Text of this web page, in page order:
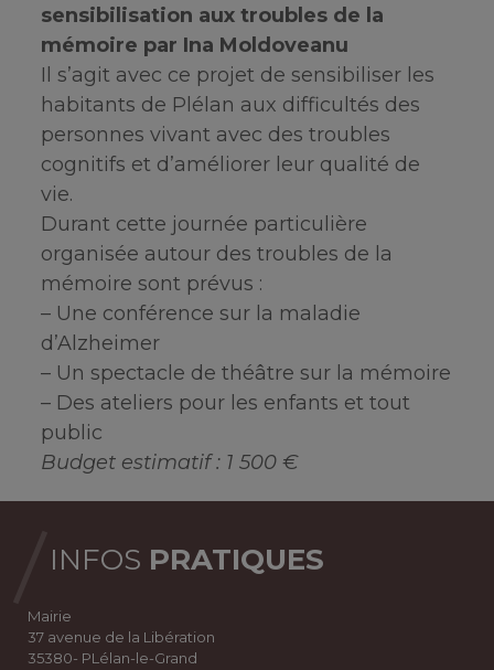
sensibilisation aux troubles de la
mémoire par Ina Moldoveanu
Il s’agit avec ce projet de sensibiliser les
habitants de Plélan aux difficultés des
personnes vivant avec des troubles
cognitifs et d’améliorer leur qualité de
vie.
Durant cette journée particulière
organisée autour des troubles de la
mémoire sont prévus :
– Une conférence sur la maladie
d’Alzheimer
– Un spectacle de théâtre sur la mémoire
– Des ateliers pour les enfants et tout
public
Budget estimatif : 1 500 €
INFOS PRATIQUES
Mairie
37 avenue de la Libération
35380- PLélan-le-Grand